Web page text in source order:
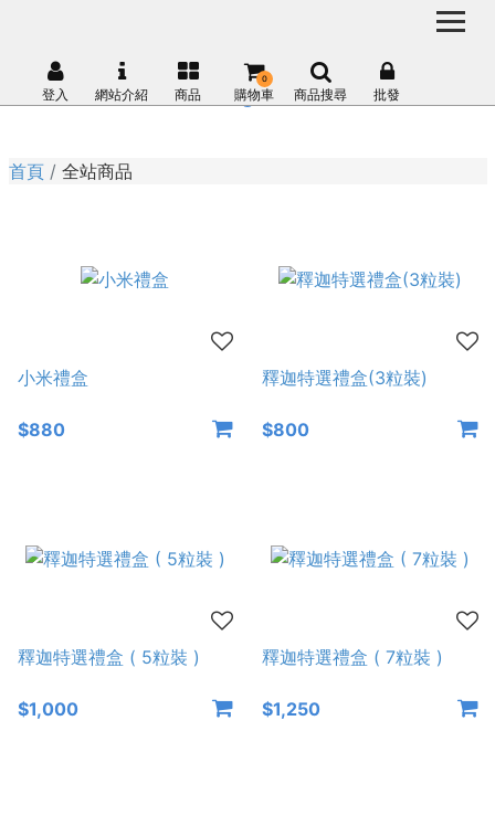
登入 網站介紹 商品 購物車
0
商品搜尋 批發
首頁 全站商品
小米禮盒
$880
釋迦特選禮盒(3粒裝)
$800
釋迦特選禮盒 ( 5粒裝 )
$1,000
釋迦特選禮盒 ( 7粒裝 )
$1,250